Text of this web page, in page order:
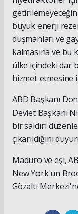
büyük enerji
düşmanları ve
kalmasına ve bu
ülke içindeki dar
hizmet etmesine
ABD Başkanı
Devlet Başkanı
bir saldırı
çıkarıldığını
Maduro ve eşi,
New York'un
Gözaltı